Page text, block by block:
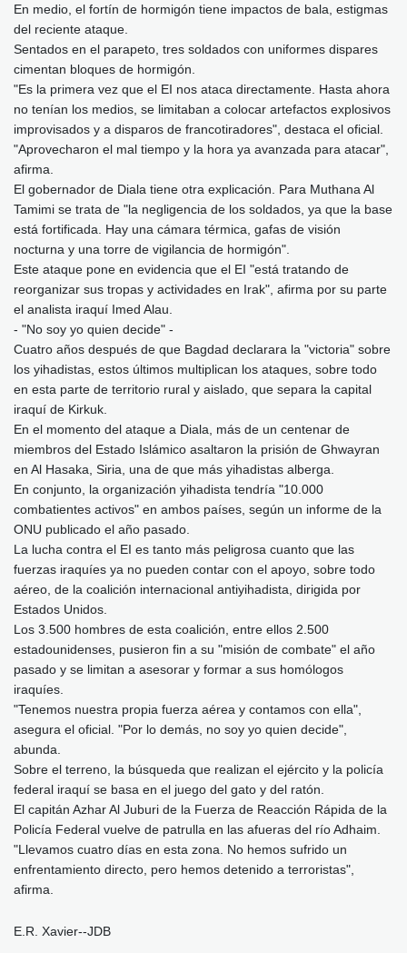
En medio, el fortín de hormigón tiene impactos de bala, estigmas
del reciente ataque.
Sentados en el parapeto, tres soldados con uniformes dispares
cimentan bloques de hormigón.
"Es la primera vez que el EI nos ataca directamente. Hasta ahora
no tenían los medios, se limitaban a colocar artefactos explosivos
improvisados y a disparos de francotiradores", destaca el oficial.
"Aprovecharon el mal tiempo y la hora ya avanzada para atacar",
afirma.
El gobernador de Diala tiene otra explicación. Para Muthana Al
Tamimi se trata de "la negligencia de los soldados, ya que la base
está fortificada. Hay una cámara térmica, gafas de visión
nocturna y una torre de vigilancia de hormigón".
Este ataque pone en evidencia que el EI "está tratando de
reorganizar sus tropas y actividades en Irak", afirma por su parte
el analista iraquí Imed Alau.
- "No soy yo quien decide" -
Cuatro años después de que Bagdad declarara la "victoria" sobre
los yihadistas, estos últimos multiplican los ataques, sobre todo
en esta parte de territorio rural y aislado, que separa la capital
iraquí de Kirkuk.
En el momento del ataque a Diala, más de un centenar de
miembros del Estado Islámico asaltaron la prisión de Ghwayran
en Al Hasaka, Siria, una de que más yihadistas alberga.
En conjunto, la organización yihadista tendría "10.000
combatientes activos" en ambos países, según un informe de la
ONU publicado el año pasado.
La lucha contra el EI es tanto más peligrosa cuanto que las
fuerzas iraquíes ya no pueden contar con el apoyo, sobre todo
aéreo, de la coalición internacional antiyihadista, dirigida por
Estados Unidos.
Los 3.500 hombres de esta coalición, entre ellos 2.500
estadounidenses, pusieron fin a su "misión de combate" el año
pasado y se limitan a asesorar y formar a sus homólogos
iraquíes.
"Tenemos nuestra propia fuerza aérea y contamos con ella",
asegura el oficial. "Por lo demás, no soy yo quien decide",
abunda.
Sobre el terreno, la búsqueda que realizan el ejército y la policía
federal iraquí se basa en el juego del gato y del ratón.
El capitán Azhar Al Juburi de la Fuerza de Reacción Rápida de la
Policía Federal vuelve de patrulla en las afueras del río Adhaim.
"Llevamos cuatro días en esta zona. No hemos sufrido un
enfrentamiento directo, pero hemos detenido a terroristas",
afirma.
E.R. Xavier--JDB